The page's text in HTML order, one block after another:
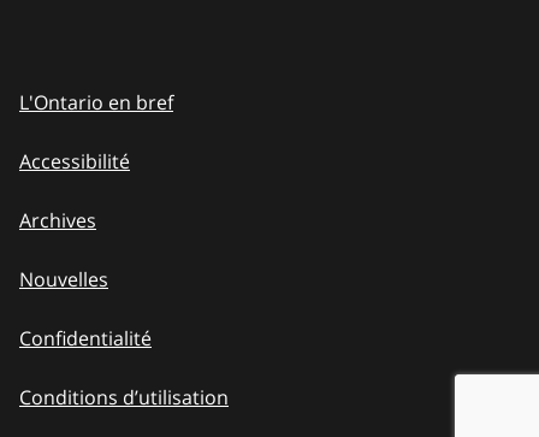
L'Ontario en bref
Accessibilité
Archives
Nouvelles
Confidentialité
Conditions d’utilisation